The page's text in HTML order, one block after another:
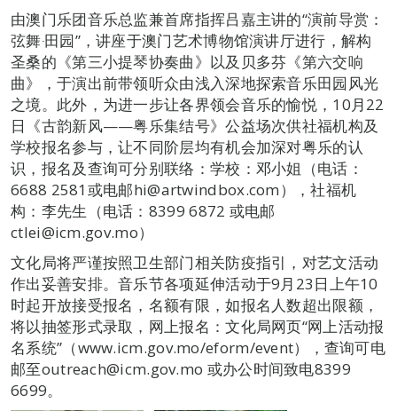
由澳门乐团音乐总监兼首席指挥吕嘉主讲的“演前导赏：
弦舞‧田园”，讲座于澳门艺术博物馆演讲厅进行，解构
圣桑的《第三小提琴协奏曲》以及贝多芬《第六交响
曲》，于演出前带领听众由浅入深地探索音乐田园风光
之境。此外，为进一步让各界领会音乐的愉悦，10月22
日《古韵新风——粤乐集结号》公益场次供社福机构及
学校报名参与，让不同阶层均有机会加深对粤乐的认
识，报名及查询可分别联络：学校：邓小姐（电话：
6688 2581或电邮hi@artwindbox.com），社福机
构：李先生（电话：8399 6872 或电邮
ctlei@icm.gov.mo）
文化局将严谨按照卫生部门相关防疫指引，对艺文活动
作出妥善安排。音乐节各项延伸活动于9月23日上午10
时起开放接受报名，名额有限，如报名人数超出限额，
将以抽签形式录取，网上报名：文化局网页“网上活动报
名系统”（www.icm.gov.mo/eform/event），查询可电
邮至outreach@icm.gov.mo 或办公时间致电8399
6699。